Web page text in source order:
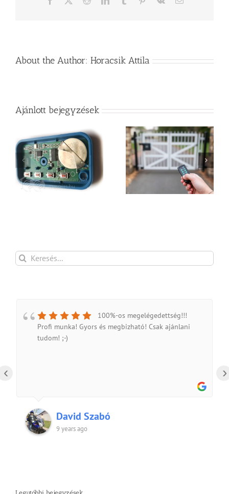
About the Author: Horacsik Attila
Ajánlott bejegyzések
Kapu távirányító
kisokos
Utángyártott
kaputávirányító vagy
gyári távnyitó egység?
Keresés...
100%-os megelégedettség!!!
Profi munka! Gyors és megbizható! Csak ajánlani
tudom! ;-)
David Szabó
9 years ago
‹ ›